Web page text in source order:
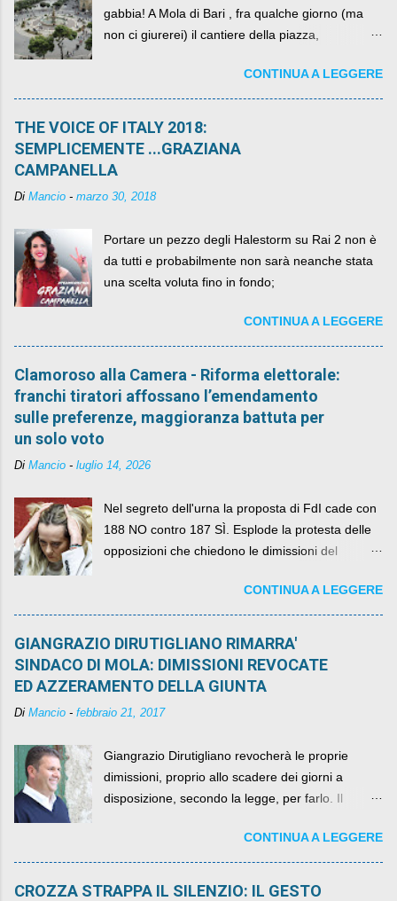
gabbia! A Mola di Bari , fra qualche giorno (ma
non ci giurerei) il cantiere della piazza,
per un numero esorbitante di mesi, non ci sarà
più. C'era una volta Piazza XX Settembre ,
CONTINUA A LEGGERE
THE VOICE OF ITALY 2018:
SEMPLICEMENTE ...GRAZIANA
CAMPANELLA
Di Mancio - marzo 30, 2018
Portare un pezzo degli Halestorm su Rai 2 non è
da tutti e probabilmente non sarà neanche stata
una scelta voluta fino in fondo;
CONTINUA A LEGGERE
Clamoroso alla Camera - Riforma elettorale:
franchi tiratori affossano l’emendamento
sulle preferenze, maggioranza battuta per
un solo voto
Di Mancio - luglio 14, 2026
Nel segreto dell'urna la proposta di FdI cade con
188 NO contro 187 SÌ. Esplode la protesta delle
opposizioni che chiedono le dimissioni del
CONTINUA A LEGGERE
GIANGRAZIO DIRUTIGLIANO RIMARRA'
SINDACO DI MOLA: DIMISSIONI REVOCATE
ED AZZERAMENTO DELLA GIUNTA
Di Mancio - febbraio 21, 2017
Giangrazio Dirutigliano revocherà le proprie
dimissioni, proprio allo scadere dei giorni a
disposizione, secondo la legge, per farlo. Il
quelli che si auspicavano il contrario.CONTINUA A LEGGERE
CROZZA STRAPPA IL SILENZIO: IL GESTO